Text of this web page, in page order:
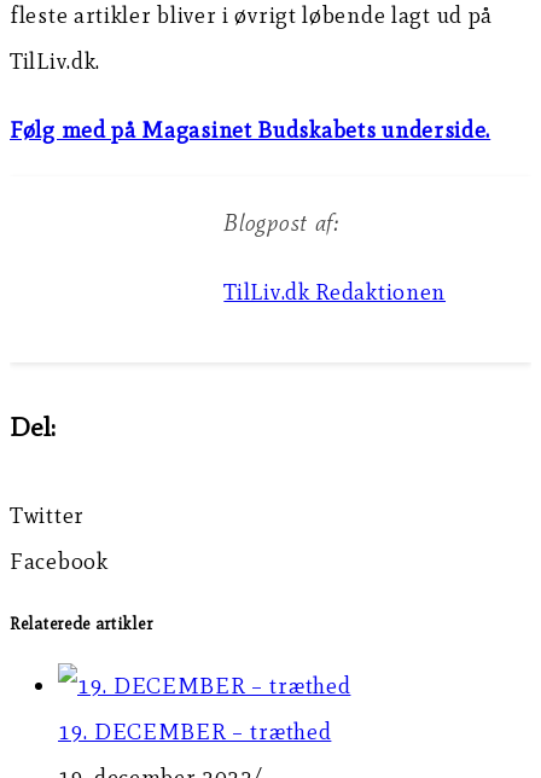
fleste artikler bliver i øvrigt løbende lagt ud på
TilLiv.dk.
Følg med på Magasinet Budskabets underside.
Blogpost af:
TilLiv.dk Redaktionen
Del:
Twitter
Facebook
Relaterede artikler
19. DECEMBER – træthed